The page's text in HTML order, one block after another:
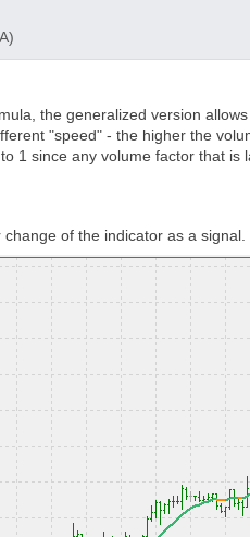
the generalized version
"speed" - the higher the
1 since any volume factor that
of the indicator as a signal.